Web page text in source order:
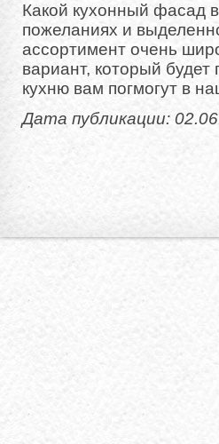
Какой кухонный фасад
пожеланиях и
ассортимент очень
вариант, который
кухню вам погмогут в
Дата публикации: